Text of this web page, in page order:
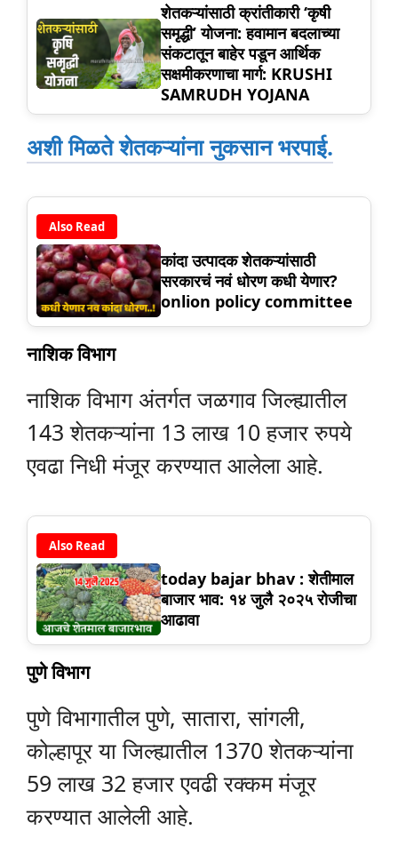
शेतकऱ्यांसाठी क्रांतीकारी ‘कृषी
समृद्धी’ योजना: हवामान बदलाच्या
संकटातून बाहेर पडून आर्थिक
सक्षमीकरणाचा मार्ग: KRUSHI
SAMRUDH YOJANA
अशी मिळते शेतकऱ्यांना नुकसान भरपाई.
Also Read
कांदा उत्पादक शेतकऱ्यांसाठी
सरकारचं नवं धोरण कधी येणार?
onlion policy committee
नाशिक विभाग
नाशिक विभाग अंतर्गत जळगाव जिल्ह्यातील
143 शेतकऱ्यांना 13 लाख 10 हजार रुपये
एवढा निधी मंजूर करण्यात आलेला आहे.
Also Read
today bajar bhav : शेतीमाल
बाजार भाव: १४ जुलै २०२५ रोजीचा
आढावा
पुणे विभाग
पुणे विभागातील पुणे, सातारा, सांगली,
कोल्हापूर या जिल्ह्यातील 1370 शेतकऱ्यांना
59 लाख 32 हजार एवढी रक्कम मंजूर
करण्यात आलेली आहे.